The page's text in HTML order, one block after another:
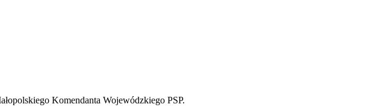
Komendanta Wojewódzkiego PSP.